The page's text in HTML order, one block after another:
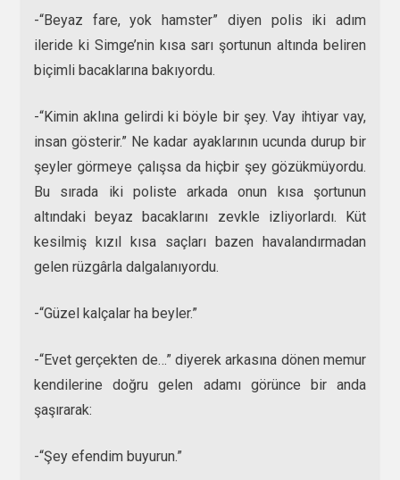
-“Beyaz fare, yok hamster” diyen polis iki adım
ileride ki Simge’nin kısa sarı şortunun altında beliren
biçimli bacaklarına bakıyordu.
-“Kimin aklına gelirdi ki böyle bir şey. Vay ihtiyar vay,
insan gösterir.” Ne kadar ayaklarının ucunda durup bir
şeyler görmeye çalışsa da hiçbir şey gözükmüyordu.
Bu sırada iki poliste arkada onun kısa şortunun
altındaki beyaz bacaklarını zevkle izliyorlardı. Küt
kesilmiş kızıl kısa saçları bazen havalandırmadan
gelen rüzgârla dalgalanıyordu.
-“Güzel kalçalar ha beyler.”
-“Evet gerçekten de…” diyerek arkasına dönen memur
kendilerine doğru gelen adamı görünce bir anda
şaşırarak:
-“Şey efendim buyurun.”